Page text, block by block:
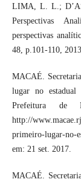
LIMA, L. L.;
Perspectivas
perspectivas
48, p.101-110,
MACAÉ.
lugar no
Prefeitura de
http://
primeiro-lugar-no-
em: 21 set. 2017.
MACAÉ.